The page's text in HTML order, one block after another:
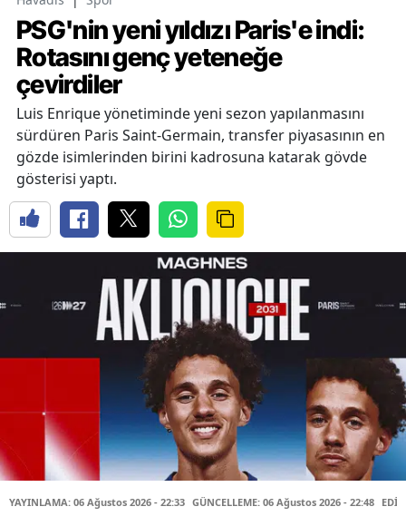
PSG'nin yeni yıldızı Paris'e indi:
Rotasını genç yeteneğe
çevirdiler
Luis Enrique yönetiminde yeni sezon yapılanmasını
sürdüren Paris Saint-Germain, transfer piyasasının en
gözde isimlerinden birini kadrosuna katarak gövde
gösterisi yaptı.
YAYINLAMA: 06 Ağustos 2026 - 22:33 GÜNCELLEME: 06 Ağustos 2026 - 22:48